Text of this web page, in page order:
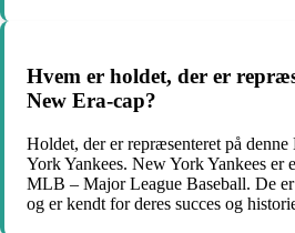
Hvem er holdet, der er
New Era-cap?
Holdet, der er repræsenteret på
York Yankees. New York Yankees er
MLB – Major League Baseball. De
og er kendt for deres succes og